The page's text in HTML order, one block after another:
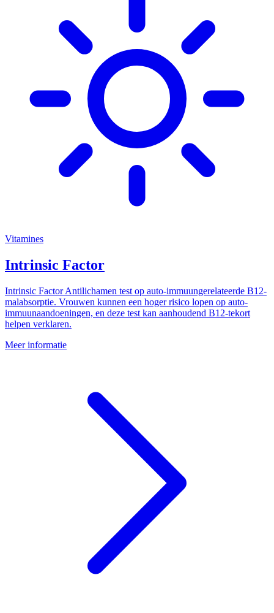
Vitamines
Intrinsic Factor
Intrinsic Factor Antilichamen test op auto-immuungerelateerde B12-
malabsorptie. Vrouwen kunnen een hoger risico lopen op auto-
immuunaandoeningen, en deze test kan aanhoudend B12-tekort
helpen verklaren.
Meer informatie